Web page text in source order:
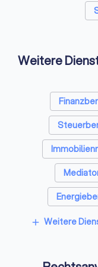
Mahnungen,
Beweismittel (E-
Ihre konkreten
Diese Fragen
Haben Sie
Wie
✓
Mit welchen
Weitere
add Weitere